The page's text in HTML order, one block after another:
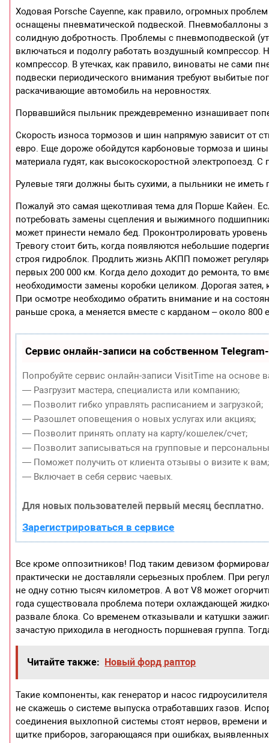
Ходовая Porsche Cayenne, как правило, огромных
оснащены пневматической подвеской. Пневмобаллоны
солидную добротность. Проблемы с пневмоподвеской
включаться и подолгу работать воздушный
компрессор. В утечках, как правило, виноваты не сами
подвески периодического внимания требуют выбитые
раскачивающие автомобиль на неровностях.
Порвавшийся пыльник преждевременно изнашивает
Скорость износа тормозов и шин напрямую зависит от
евро. Еще дороже обойдутся карбоновые тормоза и
материала гудят, как высокоскоростной электропоезд.
Рулевые тяги должны быть сухими, а пыльники не иметь
Пожалуй это самая щекотливая тема для Порше Кайен.
потребовать замены сцепления и выжимного
может принести немало бед. Проконтролировать
Тревогу стоит бить, когда появляются небольшие
строя гидроблок. Продлить жизнь АКПП поможет
первых 200 000 км. Когда дело доходит до ремонта, то
необходимости замены коробки целиком. Дорогая затея,
При осмотре необходимо обратить внимание и на
раньше срока, а меняется вместе с карданом – около 800
Сервис онлайн-записи на собственном
Попробуйте сервис онлайн-записи VisitTime на основе
— Разгрузит мастера, специалиста или компанию;
— Позволит гибко управлять расписанием и загрузкой;
— Разошлет оповещения о новых услугах или акциях;
— Позволит принять оплату на карту/кошелек/счет;
— Позволит записываться на групповые и
— Поможет получить от клиента отзывы о визите к вам;
— Включает в себя сервис чаевых.
Для новых пользователей первый месяц бесплатно.
Зарегистрироваться в сервисе
Все кроме оппозитников! Под таким девизом
практически не доставляли серьезных проблем. При
не одну сотню тысяч километров. А вот V8 может
года существовала проблема потери охлаждающей
развале блока. Со временем отказывали и катушки
зачастую приходила в негодность поршневая группа.
Читайте также: Новый форд раптор
Такие компоненты, как генератор и насос
не скажешь о системе выпуска отработавших газов.
соединения выхлопной системы стоят нервов, времени
щитке приборов, загорающаяся при ошибках,